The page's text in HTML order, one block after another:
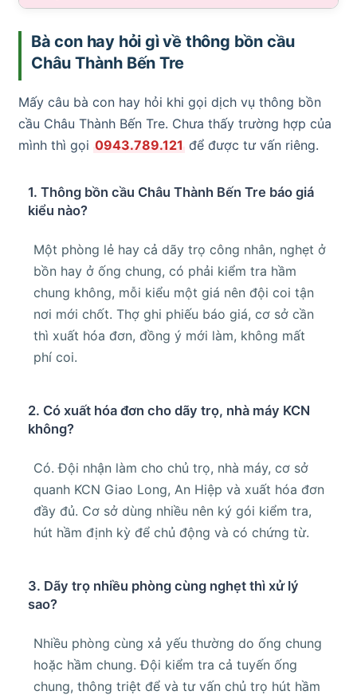
Bà con hay hỏi gì về thông bồn cầu
Châu Thành Bến Tre
Mấy câu bà con hay hỏi khi gọi dịch vụ thông bồn
cầu Châu Thành Bến Tre. Chưa thấy trường hợp của
mình thì gọi 0943.789.121 để được tư vấn riêng.
1. Thông bồn cầu Châu Thành Bến Tre báo giá
kiểu nào?
Một phòng lẻ hay cả dãy trọ công nhân, nghẹt ở
bồn hay ở ống chung, có phải kiểm tra hầm
chung không, mỗi kiểu một giá nên đội coi tận
nơi mới chốt. Thợ ghi phiếu báo giá, cơ sở cần
thì xuất hóa đơn, đồng ý mới làm, không mất
phí coi.
2. Có xuất hóa đơn cho dãy trọ, nhà máy KCN
không?
Có. Đội nhận làm cho chủ trọ, nhà máy, cơ sở
quanh KCN Giao Long, An Hiệp và xuất hóa đơn
đầy đủ. Cơ sở dùng nhiều nên ký gói kiểm tra,
hút hầm định kỳ để chủ động và có chứng từ.
3. Dãy trọ nhiều phòng cùng nghẹt thì xử lý
sao?
Nhiều phòng cùng xả yếu thường do ống chung
hoặc hầm chung. Đội kiểm tra cả tuyến ống
chung, thông triệt để và tư vấn chủ trọ hút hầm